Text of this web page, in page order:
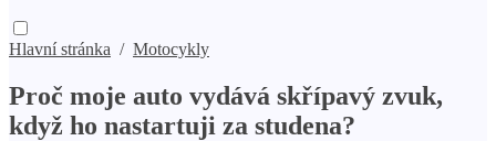
Hlavní stránka / Motocykly
Proč moje auto vydává skřípavý zvuk,
když ho nastartuji za studena?